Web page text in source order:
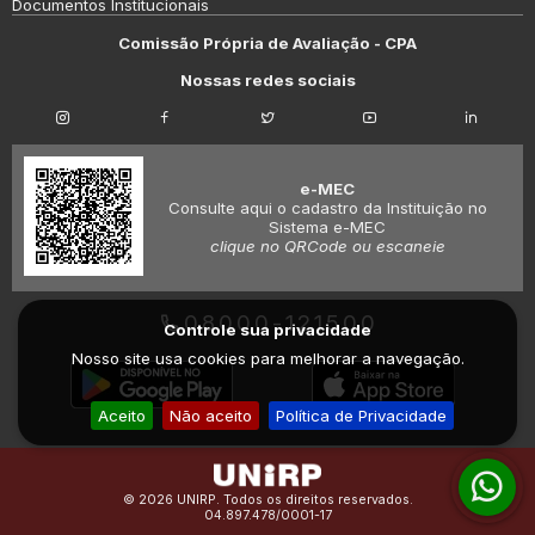
Controle sua privacidade
Nosso site usa cookies para melhorar a navegação.
Aceito Não aceito Política de Privacidade
Documentos Institucionais
Comissão Própria de Avaliação - CPA
Nossas redes sociais
e-MEC
Consulte aqui o cadastro da Instituição no
Sistema e-MEC
clique no QRCode ou escaneie
08000-121500
© 2026 UNIRP. Todos os direitos reservados.
04.897.478/0001-17